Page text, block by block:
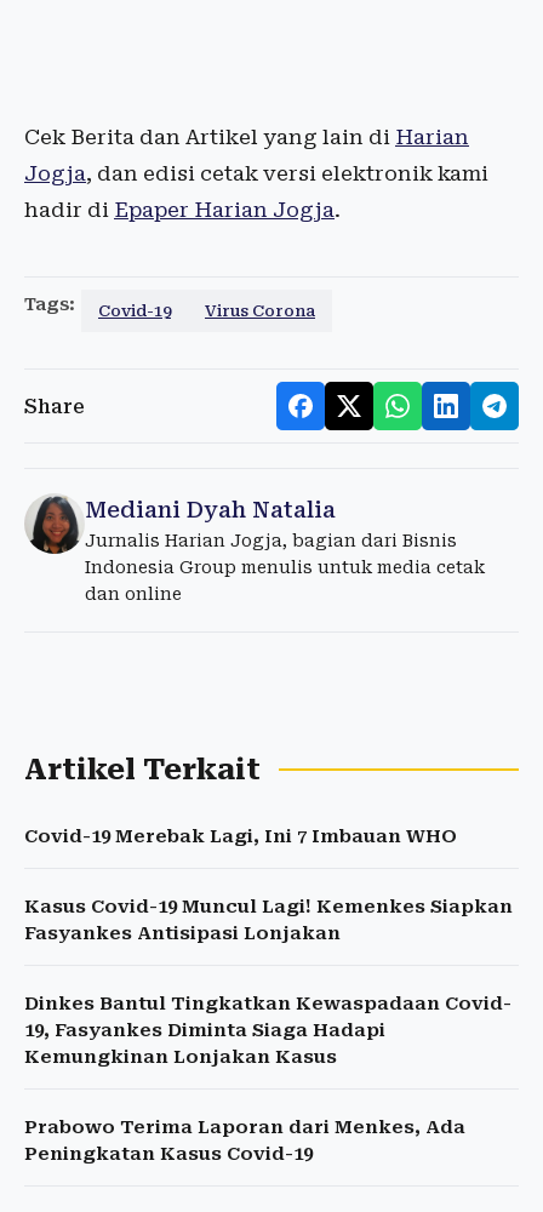
Cek Berita dan Artikel yang lain di Harian
Jogja, dan edisi cetak versi elektronik kami
hadir di Epaper Harian Jogja.
Tags: Covid-19 Virus Corona
Share
Mediani Dyah Natalia
Jurnalis Harian Jogja, bagian dari Bisnis
Indonesia Group menulis untuk media cetak
dan online
Artikel Terkait
Covid-19 Merebak Lagi, Ini 7 Imbauan WHO
Kasus Covid-19 Muncul Lagi! Kemenkes Siapkan
Fasyankes Antisipasi Lonjakan
Dinkes Bantul Tingkatkan Kewaspadaan Covid-
19, Fasyankes Diminta Siaga Hadapi
Kemungkinan Lonjakan Kasus
Prabowo Terima Laporan dari Menkes, Ada
Peningkatan Kasus Covid-19